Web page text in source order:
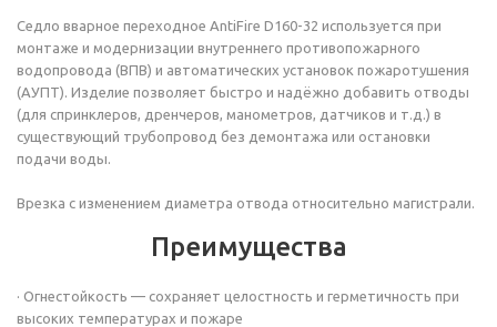
Седло вварное переходное AntiFire D160-32 используется при
монтаже и модернизации внутреннего противопожарного
водопровода (ВПВ) и автоматических установок пожаротушения
(АУПТ). Изделие позволяет быстро и надёжно добавить отводы
(для спринклеров, дренчеров, манометров, датчиков и т.д.) в
существующий трубопровод без демонтажа или остановки
подачи воды.
Врезка с изменением диаметра отвода относительно магистрали.
Преимущества
· Огнестойкость — сохраняет целостность и герметичность при
высоких температурах и пожаре